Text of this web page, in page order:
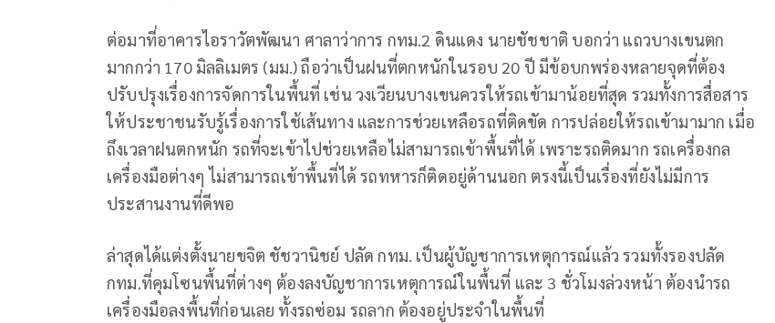
ต่อมาที่อาคารไอราวัตพัฒนา ศาลาว่าการ กทม.2 ดินแดง นายชัชชาติ บอกว่า แถวบางเขนตก
มากกว่า 170 มิลลิเมตร (มม.) ถือว่าเป็นฝนที่ตกหนักในรอบ 20 ปี มีข้อบกพร่องหลายจุดที่ต้อง
ปรับปรุงเรื่องการจัดการในพื้นที่ เช่น วงเวียนบางเขนควรให้รถเข้ามาน้อยที่สุด รวมทั้งการสื่อสาร
ให้ประชาชนรับรู้เรื่องการใช้เส้นทาง และการช่วยเหลือรถที่ติดขัด การปล่อยให้รถเข้ามามาก เมื่อ
ถึงเวลาฝนตกหนัก รถที่จะเข้าไปช่วยเหลือไม่สามารถเข้าพื้นที่ได้ เพราะรถติดมาก รถเครื่องกล
เครื่องมือต่างๆ ไม่สามารถเข้าพื้นที่ได้ รถทหารก็ติดอยู่ด้านนอก ตรงนี้เป็นเรื่องที่ยังไม่มีการ
ประสานงานที่ดีพอ
ล่าสุดได้แต่งตั้งนายขจิต ชัชวานิชย์ ปลัด กทม. เป็นผู้บัญชาการเหตุการณ์แล้ว รวมทั้งรองปลัด
กทม.ที่คุมโซนพื้นที่ต่างๆ ต้องลงบัญชาการเหตุการณ์ในพื้นที่ และ 3 ชั่วโมงล่วงหน้า ต้องนำรถ
เครื่องมือลงพื้นที่ก่อนเลย ทั้งรถซ่อม รถลาก ต้องอยู่ประจำในพื้นที่